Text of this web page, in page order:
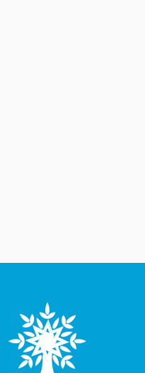
razılıq verib
07 Avqust 19:22
Rumıniya hökuməti elektrik
enerjisi istehlakını
məhdudlaşdırmaq qərarına